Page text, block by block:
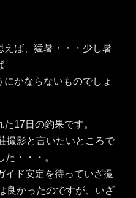
えば、猛暑・・・少し暑
かならないものでしょ
17日の釣果です。
撮影と言いたいところで
・・・。
イド安定を待っていざ撮
良かったのですが、いざ